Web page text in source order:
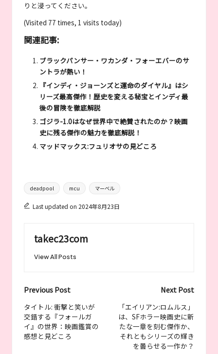
りと浸ってください。
(Visited 77 times, 1 visits today)
関連記事:
ブラックパンサー・ワカンダ・フォーエバーのサ
ントラが熱い！
『インディ・ジョーンズと運命のダイヤル』はシ
リーズ最高傑作！歴史を変える秘宝とインディ最
後の冒険を徹底解説
ゴジラ-1.0はなぜ世界中で絶賛されたのか？映画
史に残る傑作の魅力を徹底解説！
マッドマックス:フュリオサの見どころ
Tags:
deadpool mcu マーベル
Last updated on 2024年8月23日
takec23com
View All Posts
Post
navigation
Previous Post
タイトル: 衝撃と笑いが
交錯する『フォールガ
イ』の世界：映画鑑賞の
感想と見どころ
Next Post
「エイリアン:ロムルス」
は、SFホラー映画史に新
たな一章を刻む傑作か、
それともシリーズの輝き
を曇らせる一作か？